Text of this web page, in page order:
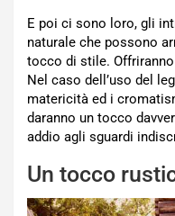
E poi ci sono loro, gli
naturale che possono
tocco di stile.
Nel caso dell’uso del
matericità ed i
daranno un tocco
addio agli sguardi
Un tocco